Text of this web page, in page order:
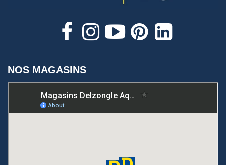
NOS MAGASINS